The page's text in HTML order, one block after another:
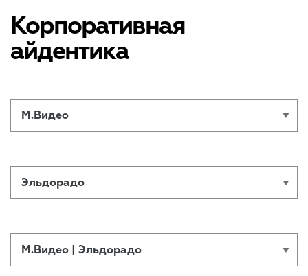
Корпоративная
айдентика
М.Видео
Эльдорадо
М.Видео | Эльдорадо